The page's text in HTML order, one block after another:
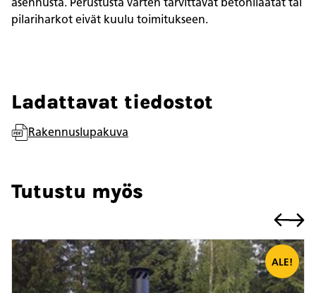
asennusta. Perustusta varten tarvittavat betonilaatat tai
pilariharkot eivät kuulu toimitukseen.
Ladattavat tiedostot
Rakennuslupakuva
Tutustu myös
ALE!